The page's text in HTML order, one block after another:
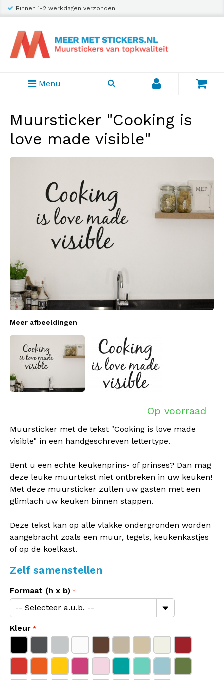
Binnen 1-2 werkdagen verzonden
Menu
Muursticker "Cooking is
love made visible"
Meer afbeeldingen
Op voorraad
Muursticker met de tekst "Cooking is love made
visible" in een handgeschreven lettertype.
Bent u een echte keukenprins- of prinses? Dan mag
deze leuke muurtekst niet ontbreken in uw keuken!
Met deze muursticker zullen uw gasten met een
glimlach uw keuken binnen stappen.
Deze tekst kan op alle vlakke ondergronden worden
aangebracht zoals een muur, tegels, keukenkastjes
of op de koelkast.
Zelf samenstellen
Formaat (h x b)
Kleur